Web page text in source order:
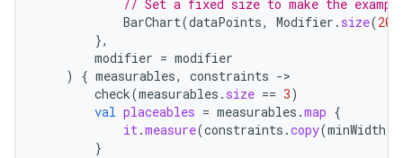
// Set a fixed size to make the
BarChart(dataPoints, Modifier . size(
},
modifier = modifier
)
{ measurables, constraints -
check(measurables . size == 3)
val placeables = measurables .map {
it.measure(constraints .copy(minWidth
}